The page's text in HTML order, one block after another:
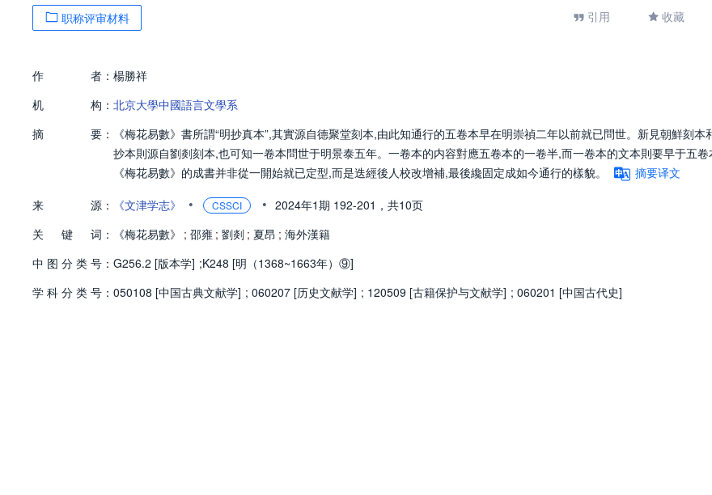
职称评审材料 引用 收藏
作 者： 楊勝祥
机
构： 北京大學中國語言文學系
摘
要：
《梅花易數》書所謂“明抄真本”,其實源自德聚堂刻本,由此知通行的五卷本早在明崇禎二年以前就已問世。新見朝鮮刻本
抄本則源自劉剡刻本,也可知一卷本問世于明景泰五年。一卷本的内容對應五卷本的一卷半,而一卷本的文本則要早于五卷
《梅花易數》的成書并非從一開始就已定型,而是迭經後人校改增補,最後纔固定成如今通行的樣貌。
摘要译文
来
源： 《文津学志》 • CSSCI • 2024年1期 192-201， 共10页
关
键 词： 《梅花易數》 ; 邵雍 ; 劉剡 ; 夏昂 ; 海外漢籍
中 图 分 类 号： G256.2 [版本学] ;K248 [明（1368~1663年）⑨]
学 科 分 类 号： 050108 [中国古典文献学] ; 060207 [历史文献学] ; 120509 [古籍保护与文献学] ; 060201 [中国古代史]